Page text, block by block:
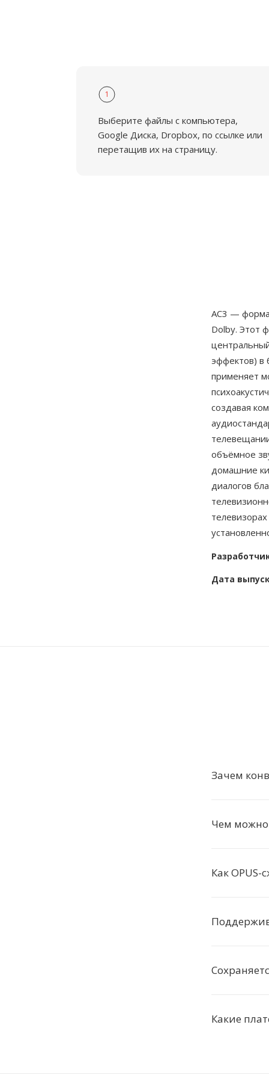
1
Выберите файлы с компьютера,
Google Диска, Dropbox, по ссылке или
перетащив их на страницу.
AC3 —
Dolby. Этот
эффектов) в
применяет
создавая
объёмное
домашние
диалогов
Дата
Зачем
Чем можно
Как OPUS-
Какие